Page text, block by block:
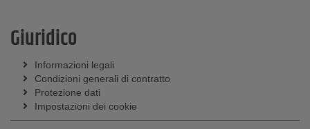
Giuridico
Informazioni legali
Condizioni generali di contratto
Protezione dati
Impostazioni dei cookie